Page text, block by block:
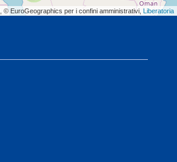
, © EuroGeographics per i confini amministrativi, Liberatoria